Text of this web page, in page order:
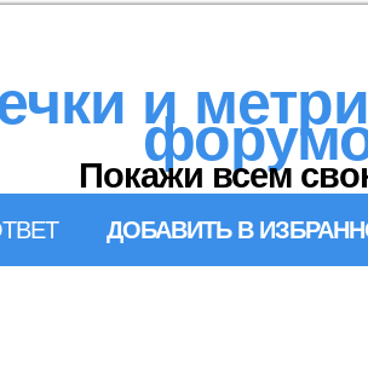
и
Покажи всем
ДОБАВИТЬ В